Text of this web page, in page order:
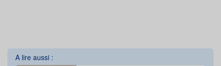
A lire aussi :